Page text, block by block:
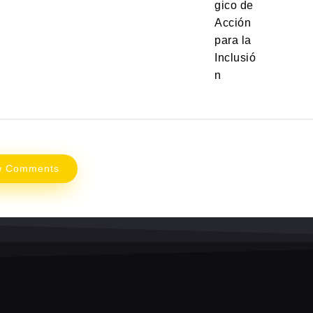
gico de
Acción
para la
Inclusió
n
Comments